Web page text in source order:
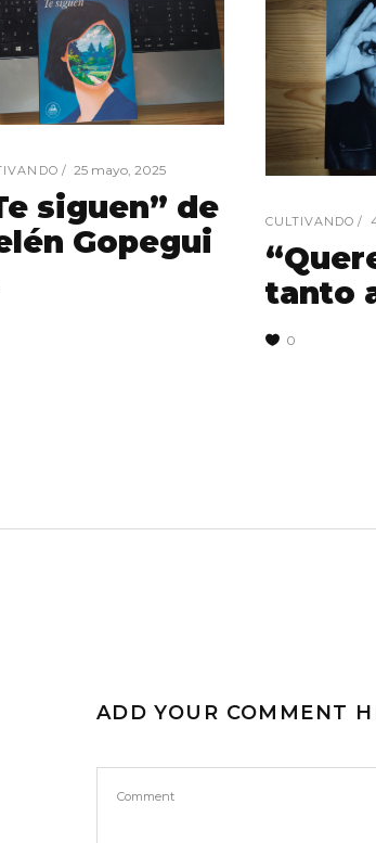
25 mayo, 2025
siguen” de
Gopegui
CULTIVANDO
tanto
0
ADD YOUR COMMENT